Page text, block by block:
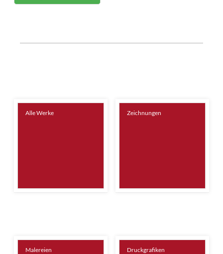
Alle Werke Zeichnungen
Malereien Druckgrafiken